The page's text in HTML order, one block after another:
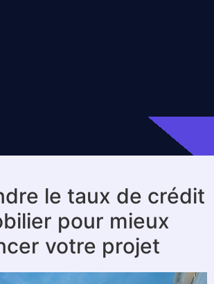
le taux de crédit
pour mieux
votre projet